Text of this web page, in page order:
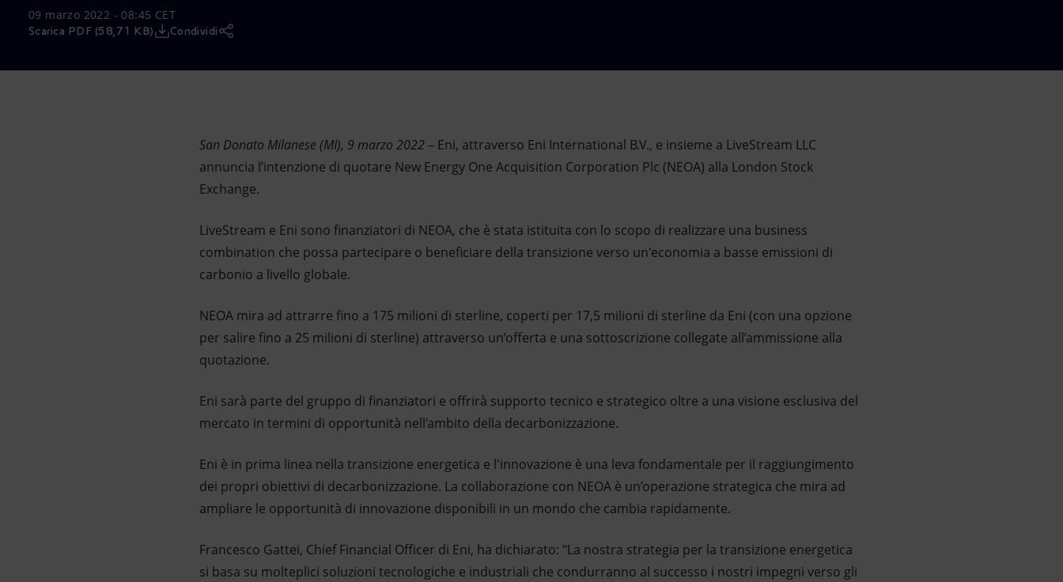
Market Abuse
09 marzo 2022 - 08:45 CET
Scarica PDF (58,71 KB) Condividi
San Donato Milanese (MI), 9 marzo 2022 – Eni, attraverso Eni International B.V., e insieme a LiveStream LLC
annuncia l’intenzione di quotare New Energy One Acquisition Corporation Plc (NEOA) alla London Stock
Exchange.
LiveStream e Eni sono finanziatori di NEOA, che è stata istituita con lo scopo di realizzare una business
combination che possa partecipare o beneficiare della transizione verso un'economia a basse emissioni di
carbonio a livello globale.
NEOA mira ad attrarre fino a 175 milioni di sterline, coperti per 17,5 milioni di sterline da Eni (con una opzione
per salire fino a 25 milioni di sterline) attraverso un’offerta e una sottoscrizione collegate all’ammissione alla
quotazione.
Eni sarà parte del gruppo di finanziatori e offrirà supporto tecnico e strategico oltre a una visione esclusiva del
mercato in termini di opportunità nell’ambito della decarbonizzazione.
Eni è in prima linea nella transizione energetica e l'innovazione è una leva fondamentale per il raggiungimento
dei propri obiettivi di decarbonizzazione. La collaborazione con NEOA è un’operazione strategica che mira ad
ampliare le opportunità di innovazione disponibili in un mondo che cambia rapidamente.
Francesco Gattei, Chief Financial Officer di Eni, ha dichiarato: "La nostra strategia per la transizione energetica
si basa su molteplici soluzioni tecnologiche e industriali che condurranno al successo i nostri impegni verso gli